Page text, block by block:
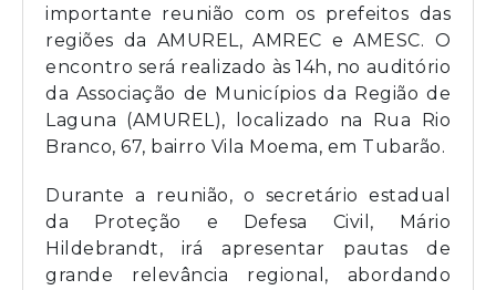
importante reunião com os prefeitos das
regiões da AMUREL, AMREC e AMESC. O
encontro será realizado às 14h, no auditório
da Associação de Municípios da Região de
Laguna (AMUREL), localizado na Rua Rio
Branco, 67, bairro Vila Moema, em Tubarão.
Durante a reunião, o secretário estadual
da Proteção e Defesa Civil, Mário
Hildebrandt, irá apresentar pautas de
grande relevância regional, abordando